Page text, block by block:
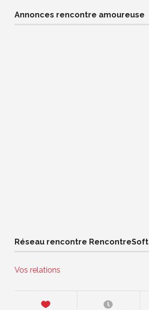
Annonces rencontre amoureuse
Réseau rencontre RencontreSoft
Vos relations